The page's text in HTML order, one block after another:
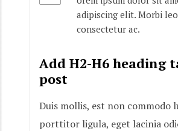
adipiscing elit. Morbi
consectetur ac.
Add H2-H6 heading
post
Duis mollis, est non commodo
porttitor ligula, eget lacinia